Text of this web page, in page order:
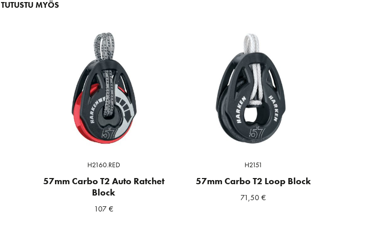
TUTUSTU MYÖS
H2160.RED
57mm Carbo T2 Auto Ratchet
Block
107 €
H2151
57mm Carbo T2 Loop Block
71,50€